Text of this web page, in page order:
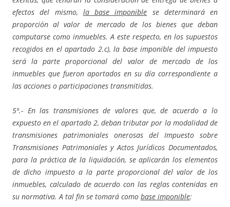
efectos del mismo, la base imponible se determinará en
proporción al valor de mercado de los bienes que deban
computarse como inmuebles. A este respecto, en los supuestos
recogidos en el apartado 2.c), la base imponible del impuesto
será la parte proporcional del valor de mercado de los
inmuebles que fueron aportados en su día correspondiente a
las acciones o participaciones transmitidas.
5ª.- En las transmisiones de valores que, de acuerdo a lo
expuesto en el apartado 2, deban tributar por la modalidad de
transmisiones patrimoniales onerosas del Impuesto sobre
Transmisiones Patrimoniales y Actos Jurídicos Documentados,
para la práctica de la liquidación, se aplicarán los elementos
de dicho impuesto a la parte proporcional del valor de los
inmuebles, calculado de acuerdo con las reglas contenidas en
su normativa. A tal fin se tomará como base imponible: